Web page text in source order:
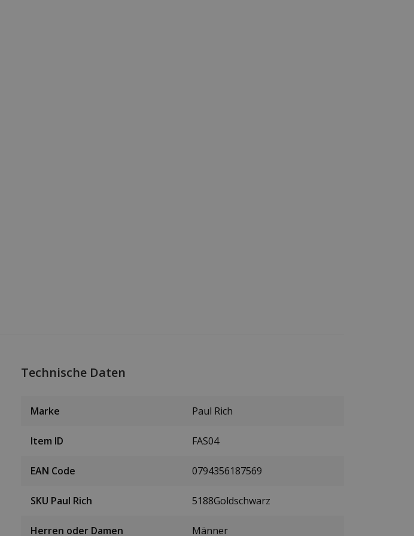
Technische Daten
Marke Paul Rich
Item ID FAS04
EAN Code 0794356187569
SKU Paul Rich 5188Goldschwarz
Herren oder Damen Männer